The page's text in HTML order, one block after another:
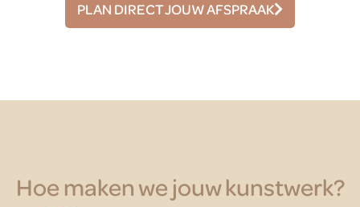
PLAN DIRECT JOUW AFSPRAAK
Hoe maken we jouw kunstwerk?